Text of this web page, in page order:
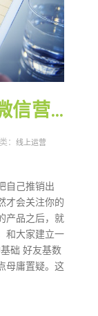
怎样做好微信营销？微信营销三大要素
： 线上运营
自己推销出
才会关注你的
产品之后，就
和大家建立一
础 好友基数
母庸置疑。这